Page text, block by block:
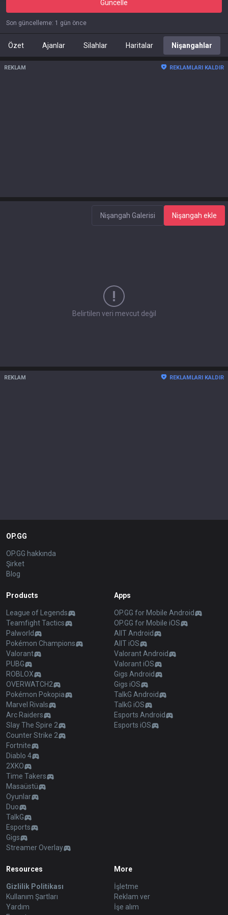
Güncelle
Son güncelleme: 1 gün önce
Özet Ajanlar Silahlar Haritalar Nişangahlar
REKLAM REKLAMLARI KALDIR
Nişangah Galerisi Nişangah ekle
Belirtilen veri mevcut değil
REKLAM REKLAMLARI KALDIR
OP.GG
OP.GG hakkında
Şirket
Blog
Products
League of Legends
Teamfight Tactics
Palworld
Pokémon Champions
Valorant
PUBG
ROBLOX
OVERWATCH2
Pokémon Pokopia
Marvel Rivals
Arc Raiders
Slay The Spire 2
Counter Strike 2
Fortnite
Diablo 4
2XKO
Time Takers
Masaüstü
Oyunlar
Duo
TalkG
Esports
Gigs
Streamer Overlay
Apps
OP.GG for Mobile Android
OP.GG for Mobile iOS
AllT Android
AllT iOS
Valorant Android
Valorant iOS
Gigs Android
Gigs iOS
TalkG Android
TalkG iOS
Esports Android
Esports iOS
Resources
Gizlilik Politikası
Kullanım Şartları
Yardım
More
İşletme
Reklam ver
İşe alım